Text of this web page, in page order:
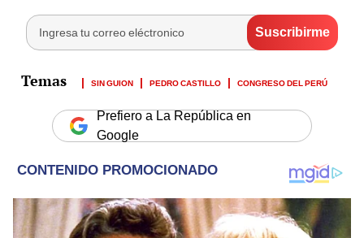
SIN GUION PEDRO CASTILLO CONGRESO DEL PERÚ
Prefiero a La República en
Google